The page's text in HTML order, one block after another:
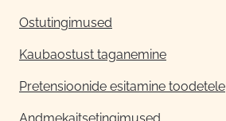
Ostutingimused
Kaubaostust taganemine
Pretensioonide esitamine toodetele